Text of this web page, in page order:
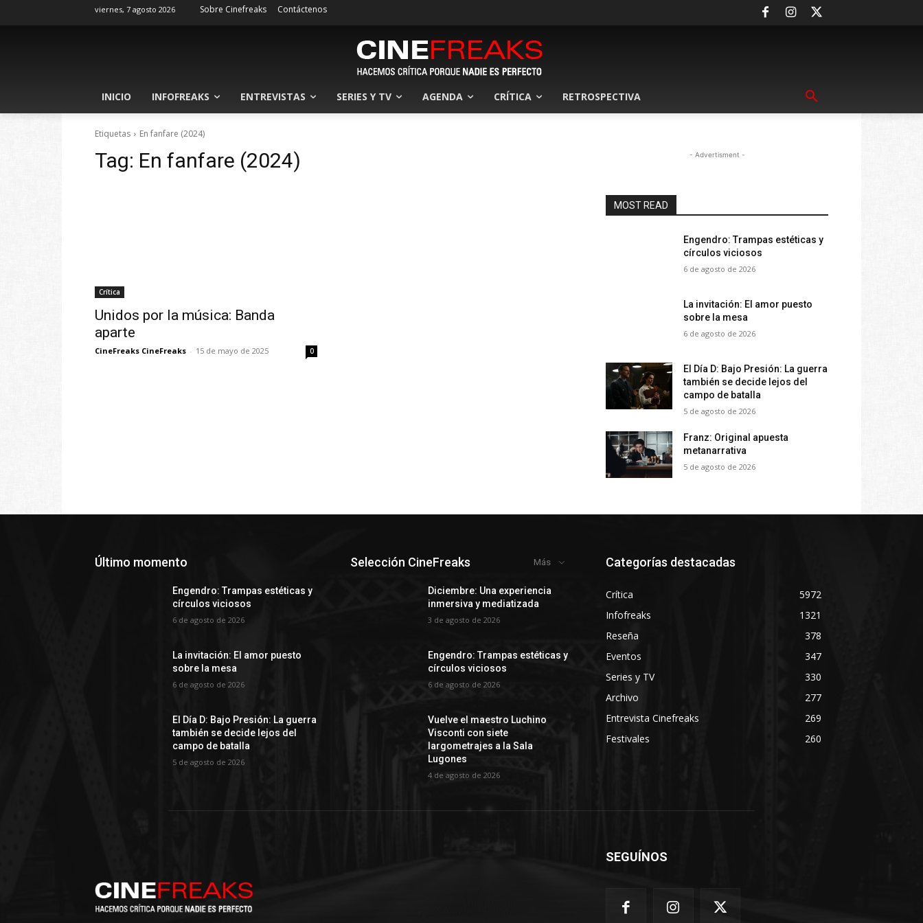
viernes, 7 agosto 2026 Sobre Cinefreaks Contáctenos
INICIO INFOFREAKS ENTREVISTAS SERIES Y TV AGENDA CRÍTICA RETROSPECTIVA
Etiquetas En fanfare (2024)
Tag: En fanfare (2024)
Crítica
Unidos por la música: Banda
aparte
CineFreaks CineFreaks - 15 de mayo de 2025 0
- Advertisment -
MOST READ
Engendro: Trampas estéticas y
círculos viciosos
6 de agosto de 2026
La invitación: El amor puesto
sobre la mesa
6 de agosto de 2026
El Día D: Bajo Presión: La guerra
también se decide lejos del
campo de batalla
5 de agosto de 2026
Franz: Original apuesta
metanarrativa
5 de agosto de 2026
Último momento
Engendro: Trampas estéticas y
círculos viciosos
6 de agosto de 2026
La invitación: El amor puesto
sobre la mesa
6 de agosto de 2026
El Día D: Bajo Presión: La guerra
también se decide lejos del
campo de batalla
5 de agosto de 2026
Selección CineFreaks Más
Diciembre: Una experiencia
inmersiva y mediatizada
3 de agosto de 2026
Engendro: Trampas estéticas y
círculos viciosos
6 de agosto de 2026
Vuelve el maestro Luchino
Visconti con siete
largometrajes a la Sala
Lugones
4 de agosto de 2026
Categorías destacadas
Crítica
5972
Infofreaks
1321
Reseña
378
Eventos
347
Series y TV
330
Archivo
277
Entrevista Cinefreaks
269
Festivales
260
SEGUÍNOS